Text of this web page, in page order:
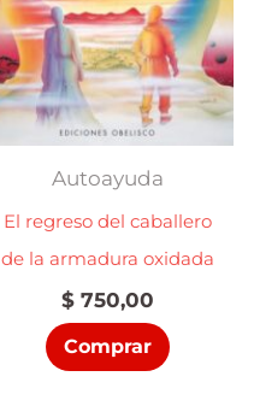
Autoayuda
El regreso del caballero
de la armadura oxidada
$750,00
Comprar